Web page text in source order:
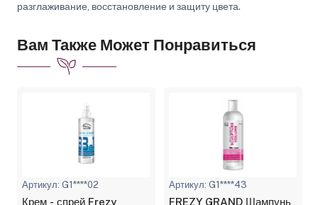
разглаживание, восстановление и защиту цвета.
Вам Также Может Понравиться
Артикул: G1****02
Крем - спрей Frezy
Артикул: G1****43
FREZY GRAND Шампунь